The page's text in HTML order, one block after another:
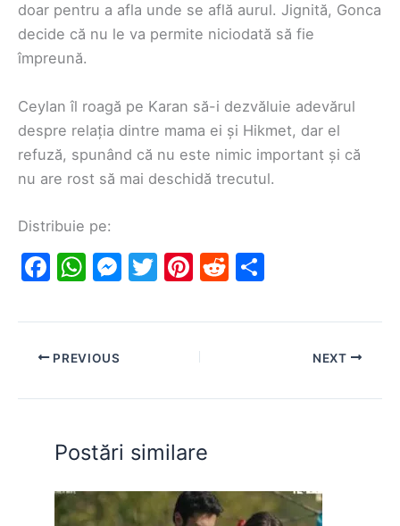
doar pentru a afla unde se află aurul. Jignită, Gonca
decide că nu le va permite niciodată să fie
împreună.
Ceylan îl roagă pe Karan să-i dezvăluie adevărul
despre relația dintre mama ei și Hikmet, dar el
refuză, spunând că nu este nimic important și că
nu are rost să mai deschidă trecutul.
Distribuie pe:
F
c
e
o
o
k
W
at
s
p
p
M
s
n
g
er
T
itt
Pi
er
e
R
d ar
PREVIOUS NEXT
Postări similare